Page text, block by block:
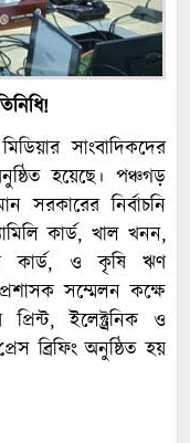
সাংবাদিকদের
হয়েছে। পঞ্চগড়
সরকারের নির্বাচনি
কার্ড, খাল খনন,
কার্ড, ও কৃষি ঋণ
সম্মেলন কক্ষে
ইলেক্ট্রনিক ও
ব্রিফিং অনুষ্ঠিত হয়